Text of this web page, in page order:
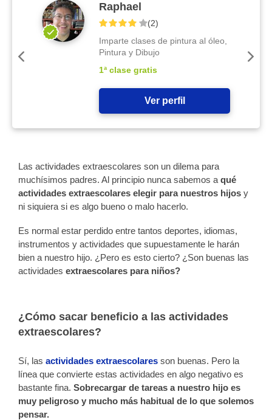
Raphael
(2)
Imparte clases de pintura al óleo,
Pintura y Dibujo
1ª clase gratis
Ver perfil
Las actividades extraescolares son un dilema para
muchísimos padres. Al principio nunca sabemos a qué
actividades extraescolares elegir para nuestros hijos y
ni siquiera si es algo bueno o malo hacerlo.
Es normal estar perdido entre tantos deportes, idiomas,
instrumentos y actividades que supuestamente le harán
bien a nuestro hijo. ¿Pero es esto cierto? ¿Son buenas las
actividades extraescolares para niños?
¿Cómo sacar beneficio a las actividades
extraescolares?
Sí, las actividades extraescolares son buenas. Pero la
línea que convierte estas actividades en algo negativo es
bastante fina. Sobrecargar de tareas a nuestro hijo es
muy peligroso y mucho más habitual de lo que solemos
pensar.